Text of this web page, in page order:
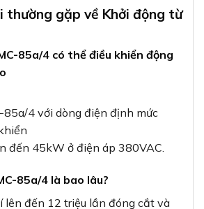
thường gặp về Khởi động từ
85a/4 có thể điều khiển động
85a/4 với dòng điện định mức
đến 45kW ở điện áp 380VAC.
85a/4 là bao lâu?
lên đến 12 triệu lần đóng cắt và